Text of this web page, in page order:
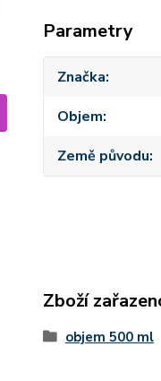
Parametry
Značka
Objem
Země původu
Zboží
objem 500 ml